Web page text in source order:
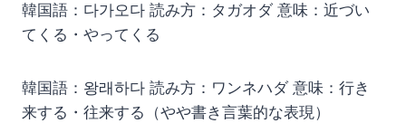
韓国語：다가오다 読み方：タガオダ 意味：近づい
てくる・やってくる
韓国語：왕래하다 読み方：ワンネハダ 意味：行き
来する・往来する（やや書き言葉的な表現）